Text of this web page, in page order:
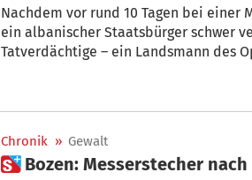
Nachdem vor rund 10 Tagen bei einer
ein albanischer Staatsbürger schwer
Tatverdächtige – ein Landsmann des Opfers – von der Staatspolizei festgenommen.
Chronik » Gewalt
 Bozen: Messerstecher